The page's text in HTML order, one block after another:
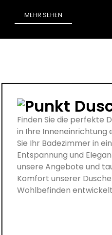
MEHR SEHEN
Finden Sie die perfekte
in Ihre Inneneinrichtung
Sie Ihr Badezimmer in
Entspannung und
unsere Angebote und
Komfort unserer
Wohlbefinden